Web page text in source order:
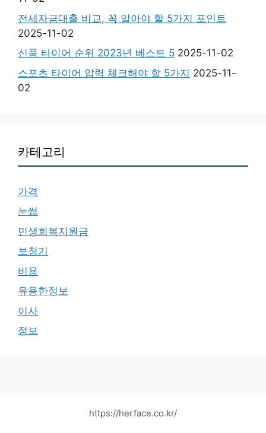
전세자금대출 비교, 꼭 알아야 할 5가지 포인트
2025-11-02
신품 타이어 순위 2023년 베스트 5 2025-11-02
스포츠 타이어 압력 체크해야 할 5가지 2025-11-
02
카테고리
가격
눈썹
민생회복지원금
보청기
비용
유용한정보
이사
정보
https://herface.co.kr/